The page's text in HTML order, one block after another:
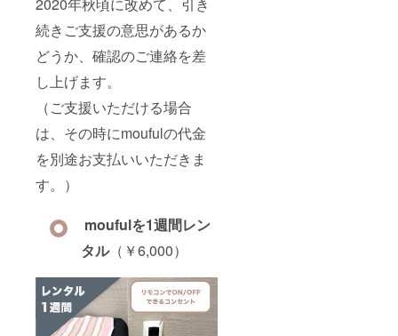
2020年秋頃に改めて、引き
続きご支援の意思があるか
どうか、確認のご連絡を差
し上げます。
（ご支援いただける場合
は、その時にmoufulの代金
を別途お支払いいただきま
す。）
moufulを1週間レン
タル（￥6,000）